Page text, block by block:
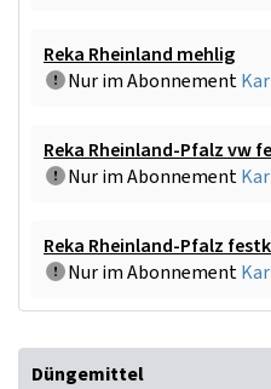
Reka Rheinland mehlig
Nur im Abonnement
Reka Rheinland-Pfalz vw
Nur im Abonnement
Reka Rheinland-Pfalz
Nur im Abonnement
Düngemittel